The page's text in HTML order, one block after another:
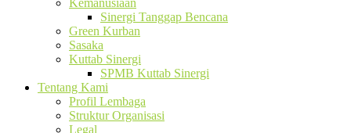
Kemanusiaan
Sinergi Tanggap Bencana
Green Kurban
Sasaka
Kuttab Sinergi
SPMB Kuttab Sinergi
Tentang Kami
Profil Lembaga
Struktur Organisasi
Legal